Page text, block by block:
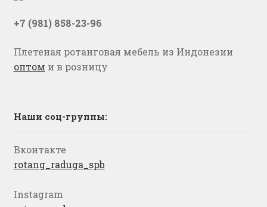
+7 (981) 858-23-96
Плетеная ротанговая мебель из Индонезии
оптом и в розницу
Наши соц-группы:
Вконтакте
rotang_raduga_spb
Instagram